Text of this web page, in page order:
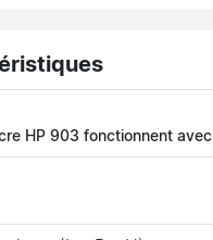
HP 903 fonctionnent